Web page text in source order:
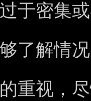
于密集
了解情
重视，